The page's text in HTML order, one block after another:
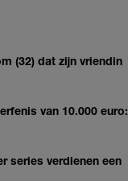
(32) dat zijn vriendin
van 10.000 euro:
series verdienen een